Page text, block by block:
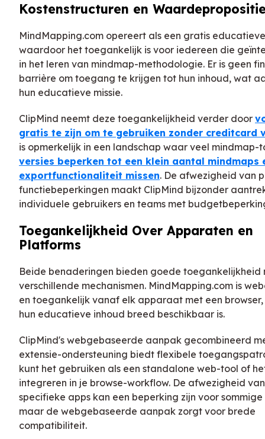
Kostenstructuren en
MindMapping.com opereert als een gratis
waardoor het toegankelijk is voor iedereen die
in het leren van mindmap-methodologie. Er is geen
barrière om toegang te krijgen tot hun inhoud, wat
hun educatieve missie.
ClipMind neemt deze toegankelijkheid verder door
gratis te zijn om te gebruiken zonder creditcard
is opmerkelijk in een landschap waar veel mindmap-
versies beperken tot een klein aantal mindmaps
exportfunctionaliteit missen. De afwezigheid van
functiebeperkingen maakt ClipMind bijzonder
individuele gebruikers en teams met
Toegankelijkheid Over Apparaten en
Platforms
Beide benaderingen bieden goede toegankelijkheid
verschillende mechanismen. MindMapping.com is
en toegankelijk vanaf elk apparaat met een
hun educatieve inhoud breed beschikbaar is.
ClipMind's webgebaseerde aanpak gecombineerd
extensie-ondersteuning biedt flexibele
kunt het gebruiken als een standalone web-tool of
integreren in je browse-workflow. De afwezigheid
specifieke apps kan een beperking zijn voor
maar de webgebaseerde aanpak zorgt voor brede
compatibiliteit.